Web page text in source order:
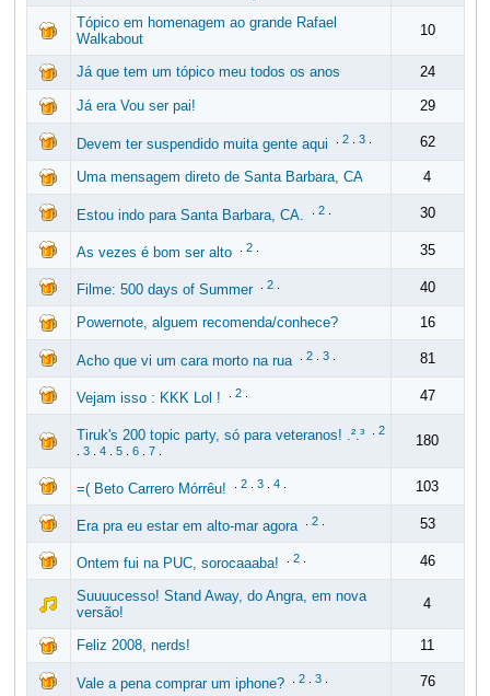
Tópico em homenagem ao grande Rafael
Walkabout
10
Já que tem um tópico meu todos os anos 24
Já era Vou ser pai! 29
Devem ter suspendido muita gente aqui 2. 3. 62
Uma mensagem direto de Santa Barbara, CA 4
Estou indo para Santa Barbara, CA. 2. 30
As vezes é bom ser alto 2. 35
Filme: 500 days of Summer 2. 40
Powernote, alguem recomenda/conhece? 16
Acho que vi um cara morto na rua 2. 3. 81
Vejam isso : KKK Lol ! 2. 47
Tiruk's 200 topic party, só para veteranos! .².³
2
3. 4. 5. 6. 7.
180
=( Beto Carrero Mórrêu! 2. 3. 4. 103
Era pra eu estar em alto-mar agora 2. 53
Ontem fui na PUC, sorocaaaba! 2. 46
Suuuucesso! Stand Away, do Angra, em nova
versão!
4
Feliz 2008, nerds! 11
Vale a pena comprar um iphone? 2. 3. 76